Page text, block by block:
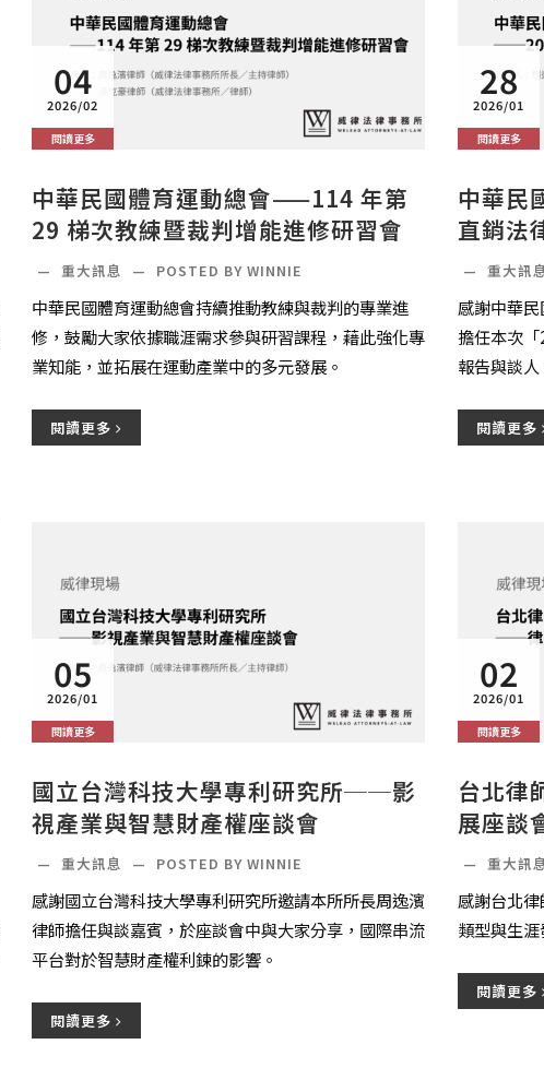
04
2026/02
閱讀更多
中華民國體育運動總會——114 年第
29 梯次教練暨裁判增能進修研習會
— 重大訊息 — POSTED BY WINNIE
中華民國體育運動總會持續推動教練與裁判的專業進
修，鼓勵大家依據職涯需求參與研習課程，藉此強化專
業知能，並拓展在運動產業中的多元發展。
閱讀更多
28
2026/01
閱讀更多
中華民
直銷法
— 重大訊
感謝中華
擔任本次
報告與談
閱讀更多
05
2026/01
閱讀更多
國立台灣科技大學專利研究所──影
視產業與智慧財產權座談會
— 重大訊息 — POSTED BY WINNIE
感謝國立台灣科技大學專利研究所邀請本所所長周逸濱
律師擔任與談嘉賓，於座談會中與大家分享，國際串流
平台對於智慧財產權利鍊的影響。
閱讀更多
02
2026/01
閱讀更多
台北律
展座談
— 重大訊
感謝台北
類型與生涯
閱讀更多